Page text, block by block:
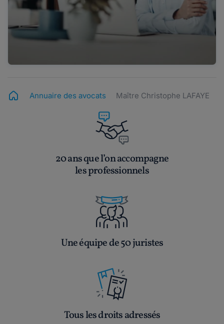
Annuaire des avocats Maître Christophe LAFAYE
20 ans que l’on accompagne
les professionnels
Une équipe de 50 juristes
Tous les droits adressés